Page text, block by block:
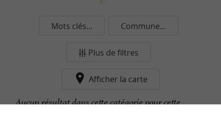
Mots clés... Commune...
Plus de filtres
Afficher la carte
Aucun résultat dans cette catégorie pour cette